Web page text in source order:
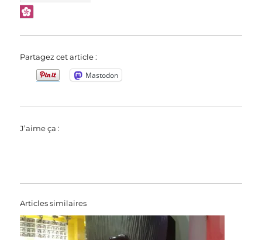
Partagez cet article :
Mastodon
J’aime ça :
Articles similaires